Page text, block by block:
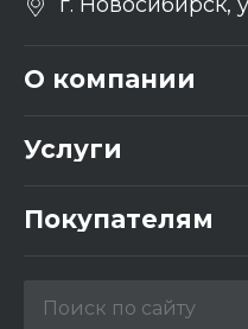
О компании
Услуги
Покупателям